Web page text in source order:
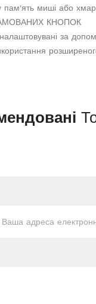
пам'ять миші або
КНОПОК
за